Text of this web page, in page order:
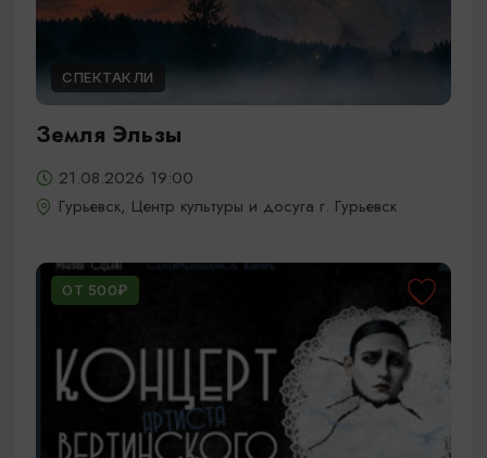
СПЕКТАКЛИ
Земля Эльзы
21.08.2026 19:00
Гурьевск, Центр культуры и досуга г. Гурьевск
ОТ 500₽